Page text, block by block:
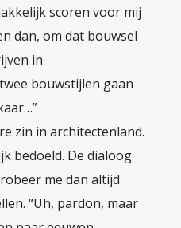
scoren voor mij
dan, om dat bouwsel
in
bouwstijlen gaan
zin in architectenland.
bedoeld. De dialoog
me dan altijd
“Uh, pardon, maar